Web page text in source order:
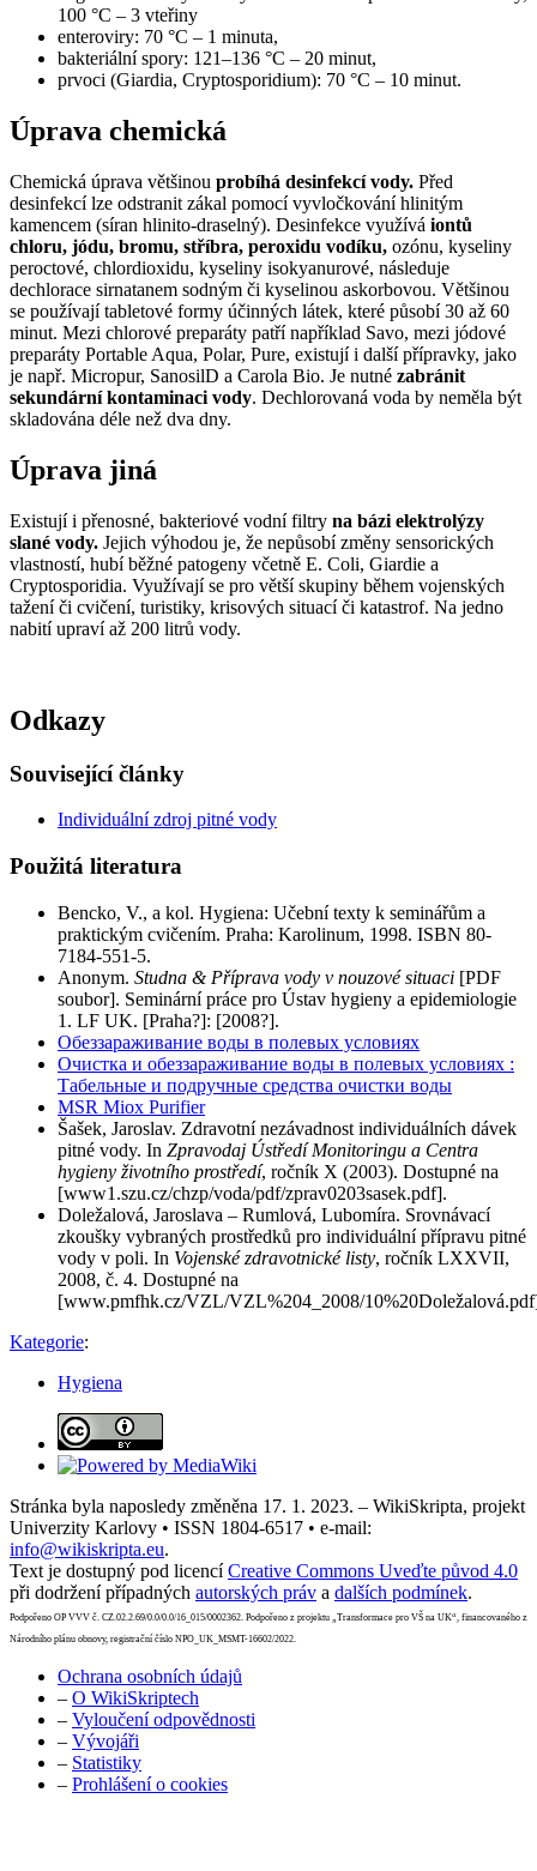
100 °C – 3 vteřiny
enteroviry: 70 °C – 1 minuta,
bakteriální spory: 121–136 °C – 20 minut,
prvoci (Giardia, Cryptosporidium): 70 °C – 10 minut.
Úprava chemická
Chemická úprava většinou probíhá desinfekcí vody. Před
desinfekcí lze odstranit zákal pomocí vyvločkování hlinitým
kamencem (síran hlinito-draselný). Desinfekce využívá iontů
chloru, jódu, bromu, stříbra, peroxidu vodíku, ozónu, kyseliny
peroctové, chlordioxidu, kyseliny isokyanurové, následuje
dechlorace sirnatanem sodným či kyselinou askorbovou. Většinou
se používají tabletové formy účinných látek, které působí 30 až 60
minut. Mezi chlorové preparáty patří například Savo, mezi jódové
preparáty Portable Aqua, Polar, Pure, existují i další přípravky, jako
je např. Micropur, SanosilD a Carola Bio. Je nutné zabránit
sekundární kontaminaci vody. Dechlorovaná voda by neměla být
skladována déle než dva dny.
Úprava jiná
Existují i přenosné, bakteriové vodní filtry na bázi elektrolýzy
slané vody. Jejich výhodou je, že nepůsobí změny sensorických
vlastností, hubí běžné patogeny včetně E. Coli, Giardie a
Cryptosporidia. Využívají se pro větší skupiny během vojenských
tažení či cvičení, turistiky, krisových situací či katastrof. Na jedno
nabití upraví až 200 litrů vody.
Odkazy
Související články
Individuální zdroj pitné vody
Použitá literatura
Bencko, V., a kol. Hygiena: Učební texty k seminářům a
praktickým cvičením. Praha: Karolinum, 1998. ISBN 80-
7184-551-5.
Anonym. Studna & Příprava vody v nouzové situaci [PDF
soubor]. Seminární práce pro Ústav hygieny a epidemiologie
1. LF UK. [Praha?]: [2008?].
Обеззараживание воды в полевых условиях
Очистка и обеззараживание воды в полевых условиях :
Табельные и подручные средства очист­ки воды
MSR Miox Purifier
Šašek, Jaroslav. Zdravotní nezávadnost individuálních dávek
pitné vody. In Zpravodaj Ústředí Monitoringu a Centra
hygieny životního prostředí, ročník X (2003). Dostupné na
[www1.szu.cz/chzp/voda/pdf/zprav0203sasek.pdf].
Doležalová, Jaroslava – Rumlová, Lubomíra. Srovnávací
zkoušky vybraných prostředků pro individuální přípravu pitné
vody v poli. In Vojenské zdravotnické listy, ročník LXXVII,
2008, č. 4. Dostupné na
[www.pmfhk.cz/VZL/VZL%204_2008/
Kategorie:
Hygiena
Stránka byla naposledy změněna 17. 1. 2023. – WikiSkripta, projekt
Univerzity Karlovy • ISSN 1804-6517 • e-mail:
info@wikiskripta.eu.
Text je dostupný pod licencíCreative Commons Uveďte původ 4.0
při dodržení případných autorských práv a dalších podmínek.
Podpořeno OP VVV č. CZ.02.2.69/0.0/0.0/16_015/0002362. Podpořeno z projektu „Transformace pro VŠ na UK“, financovaného z
Národního plánu obnovy, registrační číslo NPO_UK_MSMT-16602/2022.
Ochrana osobních údajů
– O WikiSkriptech
– Vyloučení odpovědnosti
– Vývojáři
– Statistiky
– Prohlášení o cookies